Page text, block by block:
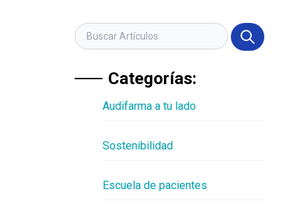
Categorías:
Audifarma a tu lado
Sostenibilidad
Escuela de pacientes